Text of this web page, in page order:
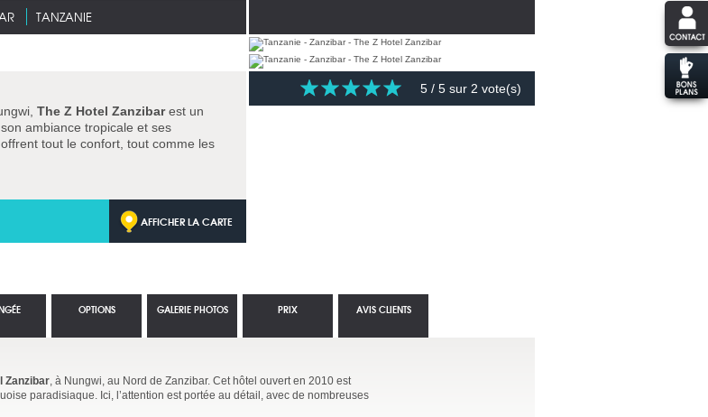
TANZANIE
The Z Hotel Zanzibarest un
ambiance tropicale et ses
tout le confort, tout comme les
AFFICHER LA CARTE
5 / 5 sur 2 vote(s)
Zanzibar, à Nungwi, au Nord de Zanzibar. Cet hôtel ouvert en 2010 est
paradisiaque. Ici, l’attention est portée au détail, avec de nombreuses
OPTIONS GALERIE PHOTOS PRIX AVIS CLIENTS